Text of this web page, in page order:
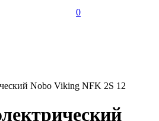
0
Nobo Viking NFK 2S 12